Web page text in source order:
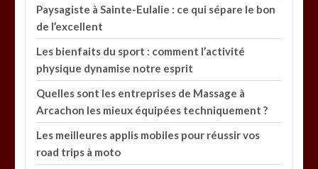
Paysagiste à Sainte-Eulalie : ce qui sépare le bon
de l’excellent
Les bienfaits du sport : comment l’activité
physique dynamise notre esprit
Quelles sont les entreprises de Massage à
Arcachon les mieux équipées techniquement ?
Les meilleures applis mobiles pour réussir vos
road trips à moto